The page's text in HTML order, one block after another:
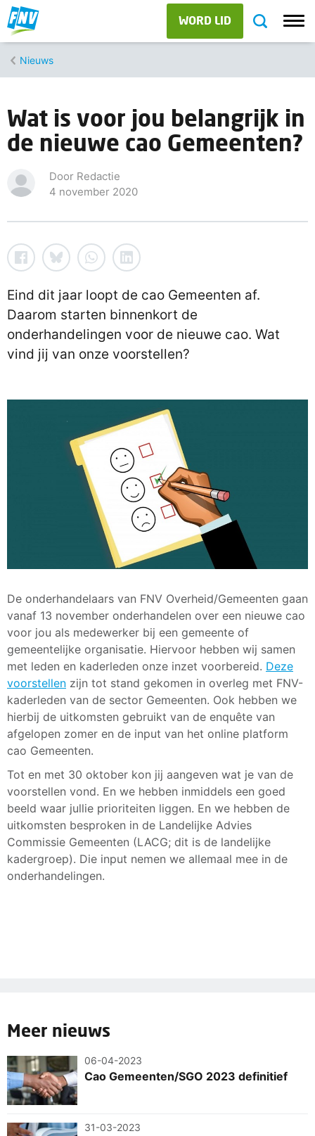
WORD LID
Nieuws
Wat is voor jou belangrijk in
de nieuwe cao Gemeenten?
Door Redactie
4 november 2020
Eind dit jaar loopt de cao Gemeenten af.
Daarom starten binnenkort de
onderhandelingen voor de nieuwe cao. Wat
vind jij van onze voorstellen?
De onderhandelaars van FNV Overheid/Gemeenten gaan
vanaf 13 november onderhandelen over een nieuwe cao
voor jou als medewerker bij een gemeente of
gemeentelijke organisatie. Hiervoor hebben wij samen
met leden en kaderleden onze inzet voorbereid. Deze
voorstellen zijn tot stand gekomen in overleg met FNV-
kaderleden van de sector Gemeenten. Ook hebben we
hierbij de uitkomsten gebruikt van de enquête van
afgelopen zomer en de input van het online platform
cao Gemeenten.
Tot en met 30 oktober kon jij aangeven wat je van de
voorstellen vond. En we hebben inmiddels een goed
beeld waar jullie prioriteiten liggen. En we hebben de
uitkomsten besproken in de Landelijke Advies
Commissie Gemeenten (LACG; dit is de landelijke
kadergroep). Die input nemen we allemaal mee in de
onderhandelingen.
Meer nieuws
06-04-2023
Cao Gemeenten/SGO 2023 definitief
31-03-2023